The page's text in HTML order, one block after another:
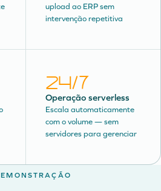
upload ao ERP sem
intervenção repetitiva
24/7
Operação serverless
Escala automaticamente
com o volume — sem
servidores para gerenciar